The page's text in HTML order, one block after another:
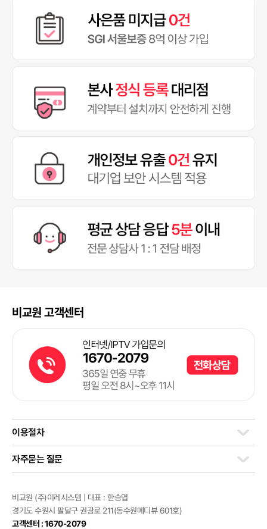
비교원 고객센터
이용절차
자주묻는 질문
비교원 (주)이레시스템 | 대표 : 한승엽
경기도 수원시 팔달구 권광로 211(동수원메디뷰 601호)
고객센터 : 1670-2079